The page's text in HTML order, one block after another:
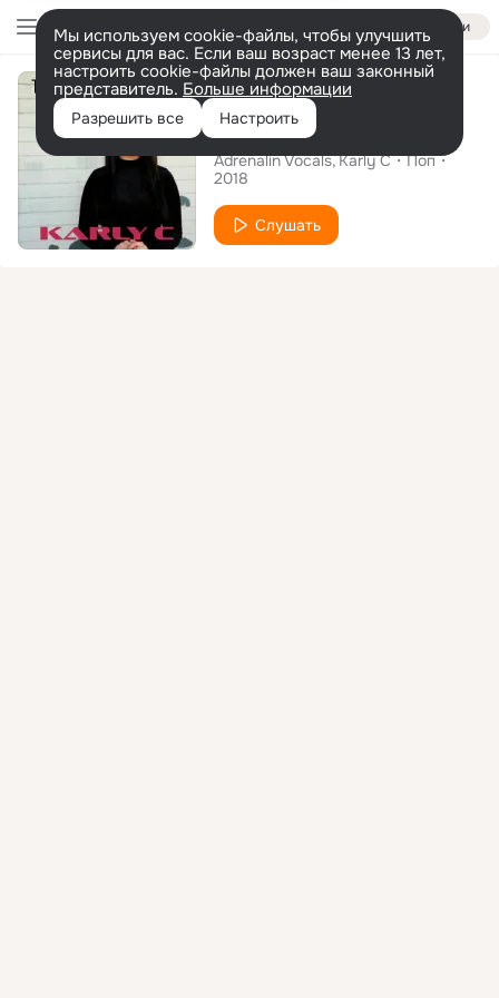
Войти
Мы используем cookie-файлы, чтобы улучшить
сервисы для вас. Если ваш возраст менее 13 лет,
настроить cookie-файлы должен ваш законный
представитель. Больше информации
Разрешить все Настроить
Альбом
Take Me As I Am
Adrenalin Vocals Karly C
Поп
2018
Слушать